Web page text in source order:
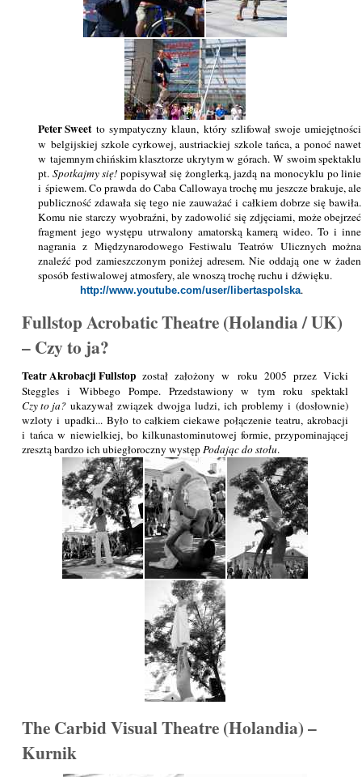
Peter Sweetto sympatyczny klaun, który szlifował swoje umiejętności
w belgijskiej szkole cyrkowej, austriackiej szkole tańca, a ponoć nawet
w tajemnym chińskim klasztorze ukrytym w górach. W swoim spektaklu
pt.Spotkajmy się! popisywał się żonglerką, jazdą na monocyklu po linie
i śpiewem. Co prawda do Caba Callowaya trochę mu jeszcze brakuje, ale
publiczność zdawała się tego nie zauważać i całkiem dobrze się bawiła.
Komu nie starczy wyobraźni, by zadowolić się zdjęciami, może obejrzeć
fragment jego występu utrwalony amatorską kamerą wideo. To i inne
nagrania z Międzynarodowego Festiwalu Teatrów Ulicznych można
znaleźć pod zamieszczonym poniżej adresem. Nie oddają one w żaden
sposób festiwalowej atmosfery, ale wnoszą trochę ruchu i dźwięku.
http://www.youtube.com/user/libertaspolska.
Fullstop Acrobatic Theatre (Holandia / UK)
– Czy to ja?
Teatr Akrobacji Fullstop został założony w roku 2005 przez Vicki
Steggles i Wibbego Pompe. Przedstawiony w tym roku spektakl
Czy to ja? ukazywał związek dwojga ludzi, ich problemy i (dosłownie)
wzloty i upadki... Było to całkiem ciekawe połączenie teatru, akrobacji
i tańca w niewielkiej, bo kilkunastominutowej formie, przypominającej
zresztą bardzo ich ubiegłoroczny występPodając do stołu.
The Carbid Visual Theatre (Holandia) –
Kurnik